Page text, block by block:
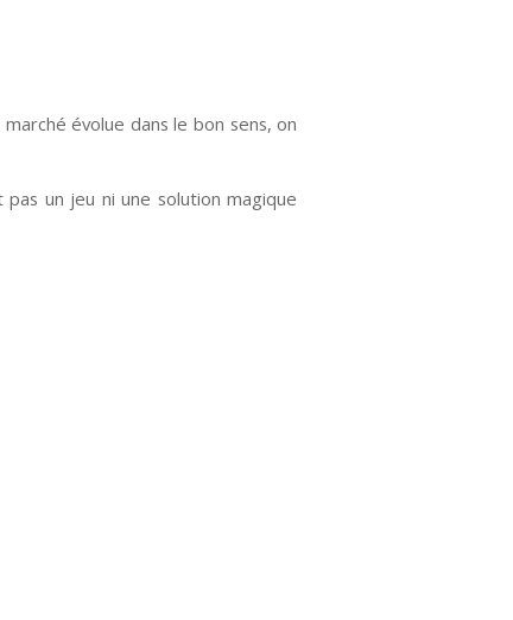
évolue dans le bon sens, on
un jeu ni une solution magique